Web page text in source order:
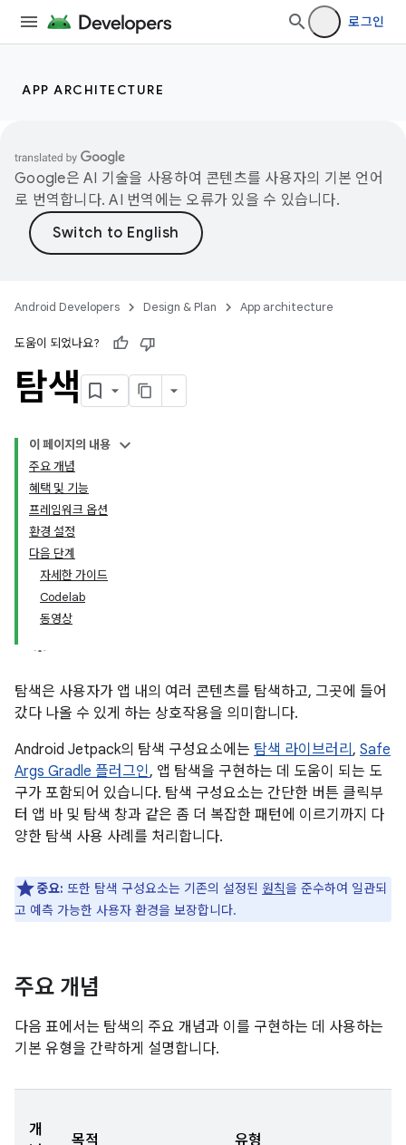
로그인
APP ARCHITECTURE
Google은 AI 기술을 사용하여 콘텐츠를 사용자의 기본 언어
로 번역합니다. AI 번역에는 오류가 있을 수 있습니다.
Android Developers Design & Plan App architecture
도움이 되었나요?
탐색
이 페이지의 내용
주요 개념
혜택 및 기능
프레임워크 옵션
환경 설정
다음 단계
자세한 가이드
Codelab
동영상
탐색은 사용자가 앱 내의 여러 콘텐츠를 탐색하고, 그곳에 들어
갔다 나올 수 있게 하는 상호작용을 의미합니다.
Android Jetpack의 탐색 구성요소에는 탐색 라이브러리 , Safe
Args Gradle 플러그인, 앱 탐색을 구현하는 데 도움이 되는 도
구가 포함되어 있습니다. 탐색 구성요소는 간단한 버튼 클릭부
터 앱 바 및 탐색 창과 같은 좀 더 복잡한 패턴에 이르기까지 다
양한 탐색 사용 사례를 처리합니다.
중요: 또한 탐색 구성요소는 기존의 설정된 원칙을 준수하여 일관되
고 예측 가능한 사용자 환경을 보장합니다.
주요 개념
다음 표에서는 탐색의 주요 개념과 이를 구현하는 데 사용하는
기본 유형을 간략하게 설명합니다.
개
목적 유형